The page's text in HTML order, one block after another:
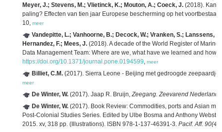
Meyer, J.; Stevens, M.; Vlietinck, K.; Mouton, A.; Coeck, J. (2018). Kan
paling? Effecten van tien jaar Europese bescherming op het
10, meer
Vandepitte, L.; Vanhoorne, B.; Decock, W.; Vranken, S.; Lanssens,
Hernandez, F.; Mees, J. (2018). A decade of the World Register of
Data Management Team: Where are we, what have we learned and how
https://doi.org/10.1371/journal.pone.0194599, meer
Billiet, C.M. (2017). Sierra Leone - Beijing met gedroogde
meer
De Winter, W. (2017). Jaap R. Bruijn,Zeegang. Zeevarend Nederland
De Winter, W. (2017). Book Review: Commodities, ports and Asian
Post-Colonial Studies Series. Edited by Ulbe Bosma and Anthony
2015. xv, 318 pp. (Illustrations). ISBN 978-1-137-46391-3. Pacif. Aff. 90(4)